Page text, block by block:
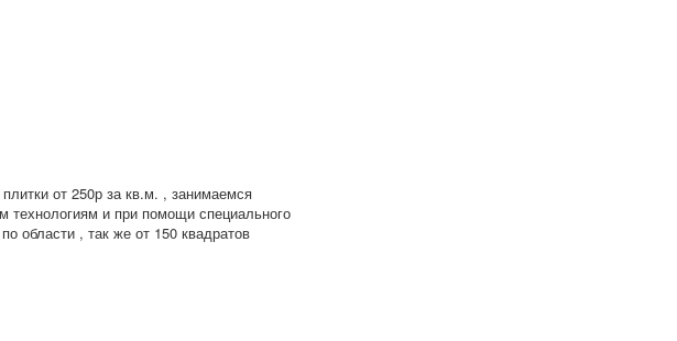
от 250р за кв.м. , занимаемся
технологиям и при помощи специального
области , так же от 150 квадратов